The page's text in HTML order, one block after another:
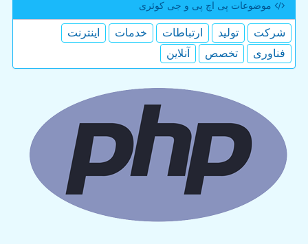
موضوعات پی اچ پی و جی كوئری
شركت تولید ارتباطات خدمات
اینترنت
فناوری
تخصص آنلاین